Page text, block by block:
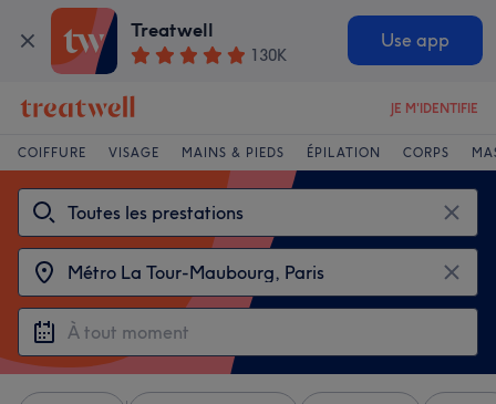
Treatwell
130K
Use app
JE M'IDENTIFIE
COIFFURE VISAGE MAINS & PIEDS ÉPILATION CORPS